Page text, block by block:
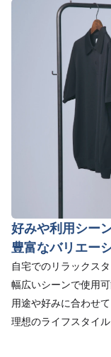
好みや利用シー
豊富なバリエーシ
自宅でのリラックス
幅広いシーンで使用
用途や好みに合わせ
理想のライフスタイル